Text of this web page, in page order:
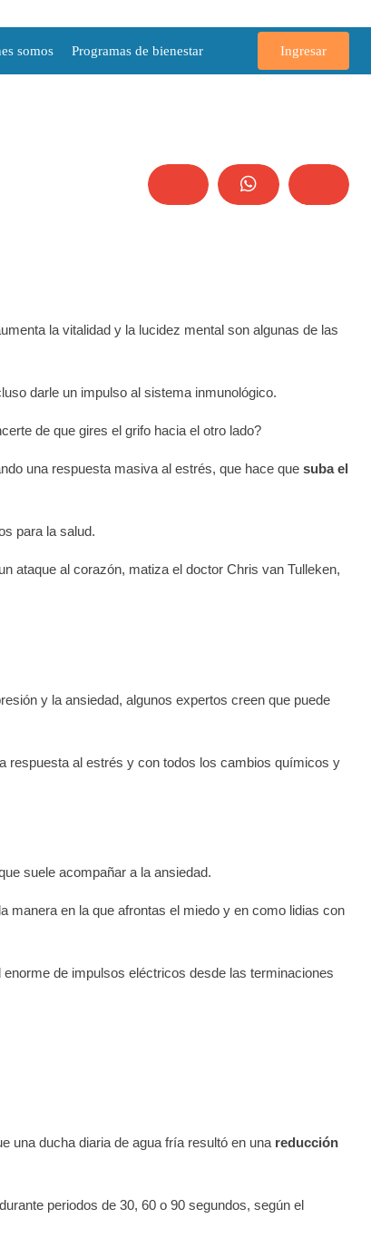
somos Programas de bienestar Ingresar
la vitalidad y la lucidez mental son algunas de las
darle un impulso al sistema inmunológico.
de que gires el grifo hacia el otro lado?
una respuesta masiva al estrés, que hace que suba el
para la salud.
ataque al corazón, matiza el doctor Chris van Tulleken,
y la ansiedad, algunos expertos creen que puede
respuesta al estrés y con todos los cambios químicos y
suele acompañar a la ansiedad.
manera en la que afrontas el miedo y en como lidias con
de impulsos eléctricos desde las terminaciones
una ducha diaria de agua fría resultó en una reducción
periodos de 30, 60 o 90 segundos, según el